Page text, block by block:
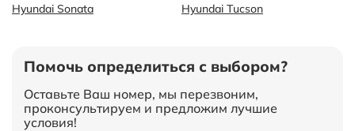
Hyundai Sonata
Hyundai Tucson
Помочь определиться с выбором?
Оставьте Ваш номер, мы перезвоним,
проконсультируем и предложим лучшие
условия!